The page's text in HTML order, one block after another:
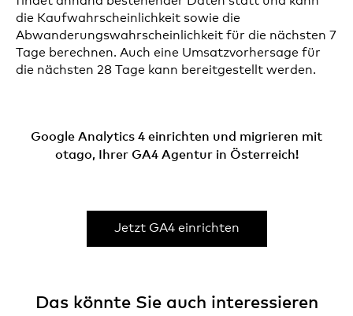
die Kaufwahrscheinlichkeit sowie die
Abwanderungswahrscheinlichkeit für die nächsten 7
Tage berechnen. Auch eine Umsatzvorhersage für
die nächsten 28 Tage kann bereitgestellt werden.
Google Analytics 4 einrichten und migrieren mit
otago, Ihrer GA4 Agentur in Österreich!
Jetzt GA4 einrichten
Das könnte Sie auch interessieren